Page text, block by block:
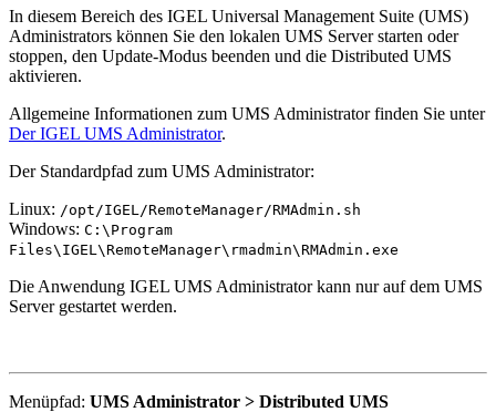
In diesem Bereich des IGEL Universal Management Suite (UMS)
Administrators können Sie den lokalen UMS Server starten oder
stoppen, den Update-Modus beenden und die Distributed UMS
aktivieren.
Allgemeine Informationen zum UMS Administrator finden Sie unter
Der IGEL UMS Administrator.
Der Standardpfad zum UMS Administrator:
Linux: /opt/IGEL/RemoteManager/RMAdmin.sh
Windows: C:\Program
Files\IGEL\RemoteManager\rmadmin\RMAdmin.exe
Die Anwendung IGEL UMS Administrator kann nur auf dem UMS
Server gestartet werden.
Menüpfad: UMS Administrator > Distributed UMS